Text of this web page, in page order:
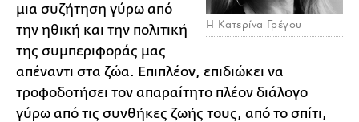
H Κατερίνα Γρέγου
μια συζήτηση γύρω από
την ηθική και την πολιτική
της συμπεριφοράς μας
απέναντι στα ζώα. Επιπλέον, επιδιώκει να
τροφοδοτήσει τον απαραίτητο πλέον διάλογο
γύρω από τις συνθήκες ζωής τους, από το σπίτι,